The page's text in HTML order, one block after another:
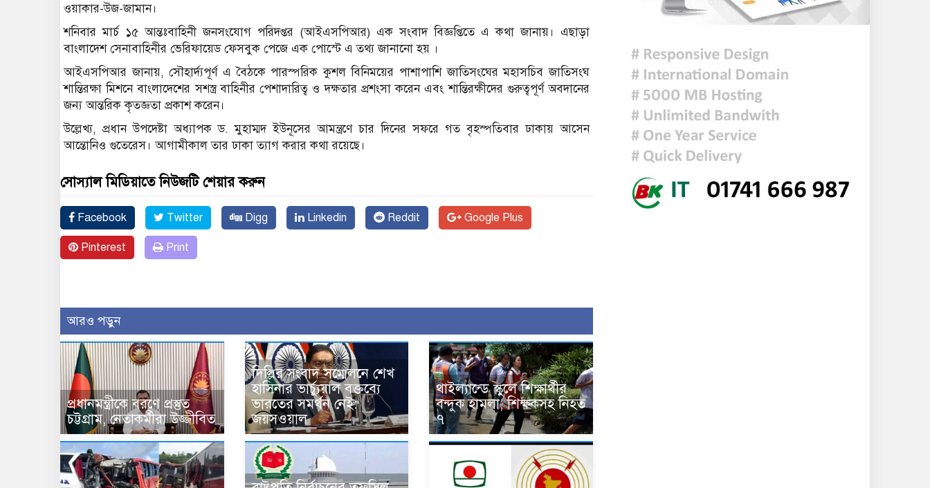
ওয়াকার-উজ-জামান।
শনিবার মার্চ ১৫ আন্তঃবাহিনী জনসংযোগ পরিদপ্তর (আইএসপিআর) এক সংবাদ বিজ্ঞপ্তিতে এ কথা জানায়। এছাড়া
বাংলাদেশ সেনাবাহিনীর ভেরিফায়েড ফেসবুক পেজে এক পোস্টে এ তথ্য জানানো হয় ।
আইএসপিআর জানায়, সৌহার্দ্যপূর্ণ এ বৈঠকে পারস্পরিক কুশল বিনিময়ের পাশাপাশি জাতিসংঘের মহাসচিব জাতিসংঘ
শান্তিরক্ষা মিশনে বাংলাদেশের সশস্ত্র বাহিনীর পেশাদারিত্ব ও দক্ষতার প্রশংসা করেন এবং শান্তিরক্ষীদের গুরুত্বপূর্ণ অবদানের
জন্য আন্তরিক কৃতজ্ঞতা প্রকাশ করেন।
উল্লেখ্য, প্রধান উপদেষ্টা অধ্যাপক ড. মুহাম্মদ ইউনূসের আমন্ত্রণে চার দিনের সফরে গত বৃহস্পতিবার ঢাকায় আসেন
আন্তোনিও গুতেরেস। আগামীকাল তার ঢাকা ত্যাগ করার কথা রয়েছে।
সোস্যাল মিডিয়াতে নিউজটি শেয়ার করুন
Facebook Twitter Digg Linkedin Reddit Google Plus
Pinterest Print
আরও পড়ুন
প্রধানমন্ত্রীকে বরণে প্রস্তুত
চট্টগ্রাম, নেতাকর্মীরা উজ্জীবিত
দিল্লির সংবাদ সম্মেলনে শেখ
হাসিনার ভার্চ্যুয়াল বক্তব্যে
ভারতের সমর্থন নেই:
জয়সওয়াল
থাইল্যান্ডে স্কুলে শিক্ষার্থীর
বন্দুক হামলা, শিক্ষকসহ নিহত
৭
জরুরি জ্বালানি সরবরাহ নিশ্চিতে
টন এলপিজি কেনার নীতিগত
অনুমোদন
নদী দূষণ রোধে সমন্বিত পদক্ষেপ
গ্রহণে অবহেলার কোনো সুযোগ
নেই : প্রধানমন্ত্রী